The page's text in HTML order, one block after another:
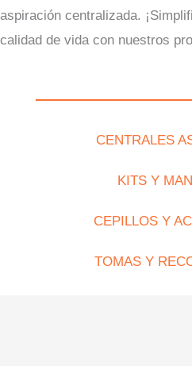
aspiración centralizada.
calidad de vida con nuestros
CENTRALES
KITS Y
CEPILLOS Y
TOMAS Y